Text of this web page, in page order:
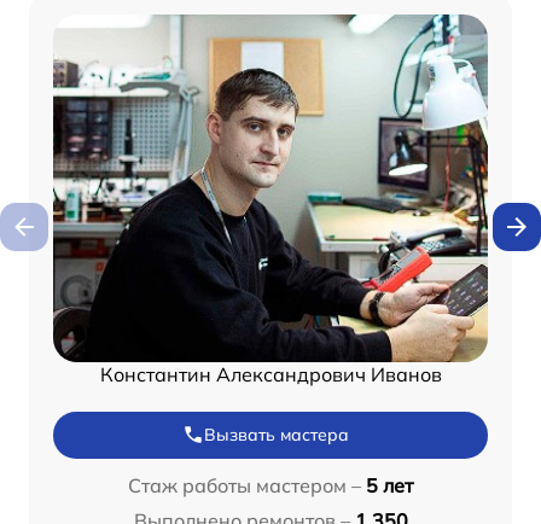
Константин Александрович Иванов
Вызвать мастера
Стаж работы мастером – 5 лет